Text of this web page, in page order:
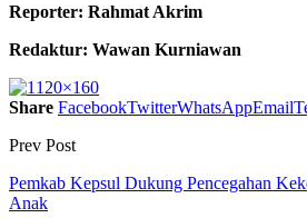
Reporter: Rahmat Akrim
Redaktur: Wawan Kurniawan
Share FacebookTwitterWhatsAppEmail
Prev Post
Pemkab Kepsul Dukung Pencegahan
Anak